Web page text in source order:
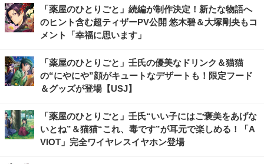
「薬屋のひとりごと」続編が制作決定！新たな物語へ
のヒント含む超ティザーPV公開 悠木碧＆大塚剛央もコ
メント「幸福に思います」
「薬屋のひとりごと」壬氏の優美なドリンク＆猫猫
の“にやにや”顔がキュートなデザートも！限定フード
＆グッズが登場【USJ】
「薬屋のひとりごと」壬氏“いい子にはご褒美をあげな
いとね”＆猫猫“これ、毒です”が耳元で楽しめる！「A
VIOT」完全ワイヤレスイヤホン登場